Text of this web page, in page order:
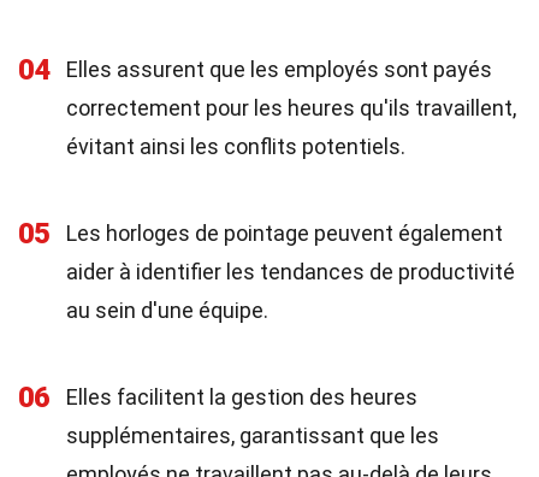
04
Elles assurent que les employés sont payés
correctement pour les heures qu'ils travaillent,
évitant ainsi les conflits potentiels.
05
Les horloges de pointage peuvent également
aider à identifier les tendances de productivité
au sein d'une équipe.
06
Elles facilitent la gestion des heures
supplémentaires, garantissant que les